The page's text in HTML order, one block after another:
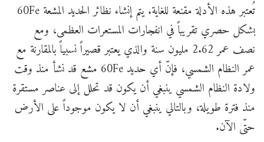
تُعتبر هذه الأدلة مقنعة للغاية. يتم إنشاء نظائر الحديد المشعة 60Fe
بشكل حصري تقريباً في انفجارات المستعرات العظمى، ومع
نصف عمر 2.62 مليون سنة والذي يعتبر قصيراً نسبياً بالمقارنة مع
عمر النظام الشمسي، فإنّ أي حديد 60Fe مشع قد نشأ منذ وقت
ولادة النظام الشمسي ينبغي أن يكون قد تحلل إلى عناصر مستقرة
منذ فترة طويلة، وبالتالي ينبغي أن لا يكون موجوداً على الأرض
حتّى الآن.